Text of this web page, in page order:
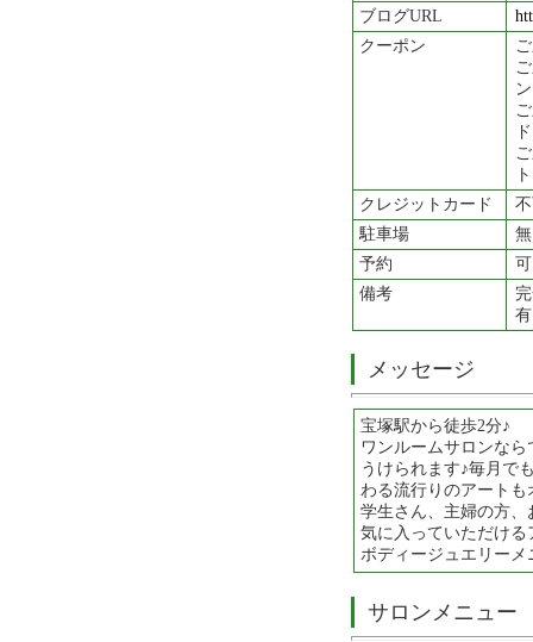
ブログURL
クーポン
クレジットカード
駐車場
無
予約
可
備考
メッセージ
宝塚駅から徒歩2分♪
ワンルームサロンな
うけられます♪毎月で
わる流行りのアートも
学生さん、主婦の方
気に入っていただけ
ボディージュエリー
サロンメニュー